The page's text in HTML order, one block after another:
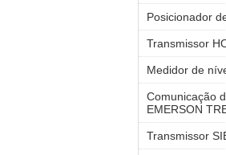
Posicionador
Transmissor
Medidor de
Comunicação
EMERSON
Transmissor